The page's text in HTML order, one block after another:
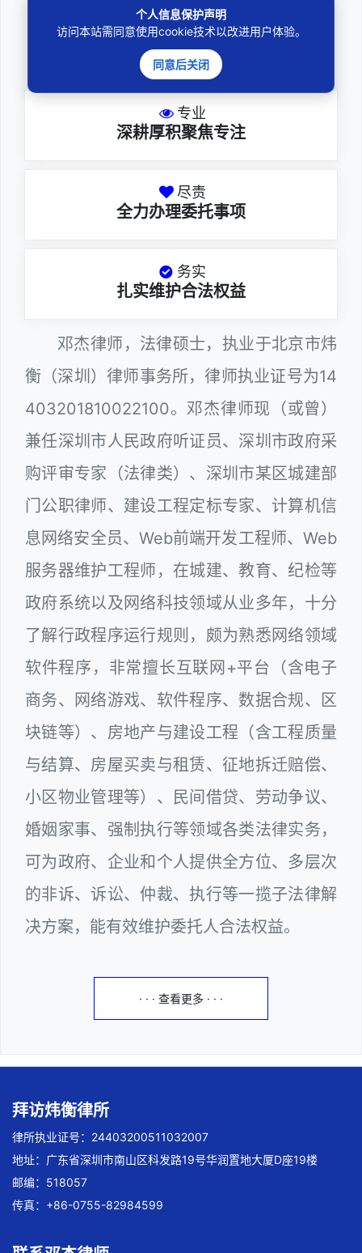
邓杰律师
专业
深耕厚积聚焦专注
尽责
全力办理委托事项
务实
扎实维护合法权益
邓杰律师，法律硕士，执业于北京市炜
衡（深圳）律师事务所，律师执业证号为14
403201810022100。邓杰律师现（或曾）
兼任深圳市人民政府听证员、深圳市政府采
购评审专家（法律类）、深圳市某区城建部
门公职律师、建设工程定标专家、计算机信
息网络安全员、Web前端开发工程师、Web
服务器维护工程师，在城建、教育、纪检等
政府系统以及网络科技领域从业多年，十分
了解行政程序运行规则，颇为熟悉网络领域
软件程序，非常擅长互联网+平台（含电子
商务、网络游戏、软件程序、数据合规、区
块链等）、房地产与建设工程（含工程质量
与结算、房屋买卖与租赁、征地拆迁赔偿、
小区物业管理等）、民间借贷、劳动争议、
婚姻家事、强制执行等领域各类法律实务，
可为政府、企业和个人提供全方位、多层次
的非诉、诉讼、仲裁、执行等一揽子法律解
决方案，能有效维护委托人合法权益。
· · · 查看更多 · · ·
拜访炜衡律所
律所执业证号：24403200511032007
地址：广东省深圳市南山区科发路19号华润置地大厦D座19楼
邮编：518057
传真：+86-0755-82984599
个人信息保护声明
访问本站需同意使用cookie技术以改进用户体验。
同意后关闭